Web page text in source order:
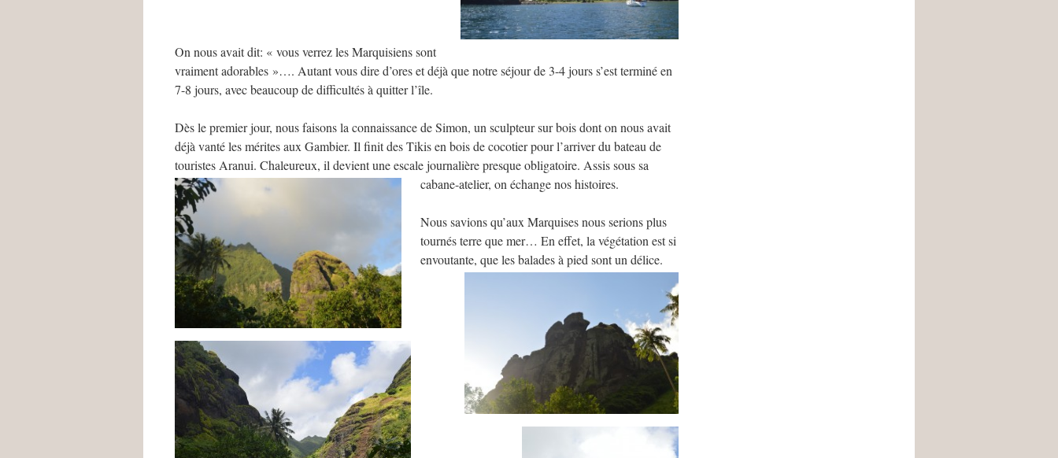
On nous avait dit: « vous verrez les Marquisiens sont
vraiment adorables »…. Autant vous dire d’ores et déjà que notre séjour de 3-4 jours s’est terminé en
7-8 jours, avec beaucoup de difficultés à quitter l’île.
Dès le premier jour, nous faisons la connaissance de Simon, un sculpteur sur bois dont on nous avait
déjà vanté les mérites aux Gambier. Il finit des Tikis en bois de cocotier pour l’arriver du bateau de
touristes Aranui. Chaleureux, il devient une escale journalière presque obligatoire. Assis sous sa
cabane-atelier, on échange nos histoires.
Nous savions qu’aux Marquises nous serions plus
tournés terre que mer… En effet, la végétation est si
envoutante, que les balades à pied sont un délice.